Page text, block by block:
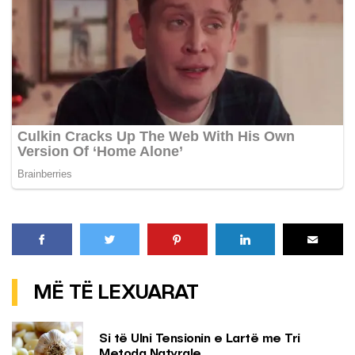
MË TË LEXUARAT
Si të Ulni Tensionin e Lartë me Tri